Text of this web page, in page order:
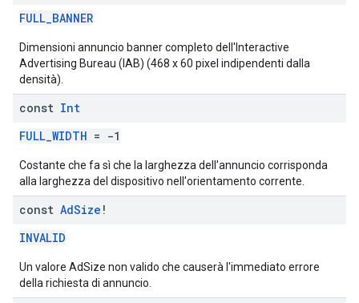
FULL_BANNER
Dimensioni annuncio banner completo dell'Interactive
Advertising Bureau (IAB) (468 x 60 pixel indipendenti dalla
densità).
const Int
FULL_WIDTH = -1
Costante che fa sì che la larghezza dell'annuncio corrisponda
alla larghezza del dispositivo nell'orientamento corrente.
const AdSize !
INVALID
Un valore AdSize non valido che causerà l'immediato errore
della richiesta di annuncio.